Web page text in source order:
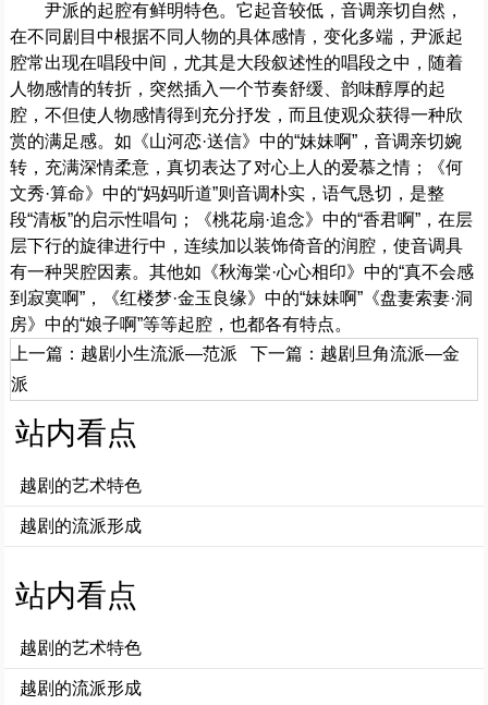
尹派的起腔有鲜明特色。它起音较低，音调亲切自然，
在不同剧目中根据不同人物的具体感情，变化多端，尹派起
腔常出现在唱段中间，尤其是大段叙述性的唱段之中，随着
人物感情的转折，突然插入一个节奏舒缓、韵味醇厚的起
腔，不但使人物感情得到充分抒发，而且使观众获得一种欣
赏的满足感。如《山河恋·送信》中的“妹妹啊”，音调亲切婉
转，充满深情柔意，真切表达了对心上人的爱慕之情；《何
文秀·算命》中的“妈妈听道”则音调朴实，语气恳切，是整
段“清板”的启示性唱句；《桃花扇·追念》中的“香君啊”，在层
层下行的旋律进行中，连续加以装饰倚音的润腔，使音调具
有一种哭腔因素。其他如《秋海棠·心心相印》中的“真不会感
到寂寞啊”，《红楼梦·金玉良缘》中的“妹妹啊”《盘妻索妻·洞
房》中的“娘子啊”等等起腔，也都各有特点。
上一篇： 越剧小生流派—范派 下一篇： 越剧旦角流派—金
派
站内看点
越剧的艺术特色
越剧的流派形成
站内看点
越剧的艺术特色
越剧的流派形成